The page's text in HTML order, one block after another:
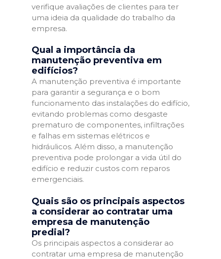
verifique avaliações de clientes para ter
uma ideia da qualidade do trabalho da
empresa.
Qual a importância da
manutenção preventiva em
edifícios?
A manutenção preventiva é importante
para garantir a segurança e o bom
funcionamento das instalações do edifício,
evitando problemas como desgaste
prematuro de componentes, infiltrações
e falhas em sistemas elétricos e
hidráulicos. Além disso, a manutenção
preventiva pode prolongar a vida útil do
edifício e reduzir custos com reparos
emergenciais.
Quais são os principais aspectos
a considerar ao contratar uma
empresa de manutenção
predial?
Os principais aspectos a considerar ao
contratar uma empresa de manutenção